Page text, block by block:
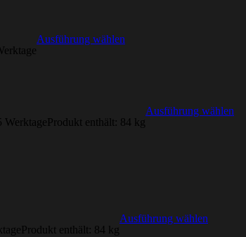
Ausführung wählen
WerktageProdukt enthält: 84 kg
Ausführung wählen
Produkt enthält: 84 kg
Ausführung wählen